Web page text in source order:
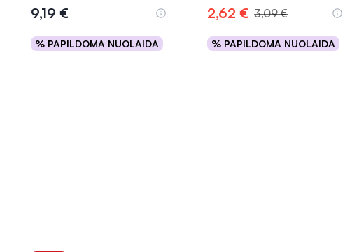
9,19 €
% PAPILDOMA NUOLAIDA
Į krepšelį
2,62 € 3,09 €
% PAPILDOMA NUOLAIDA
Į krepšelį